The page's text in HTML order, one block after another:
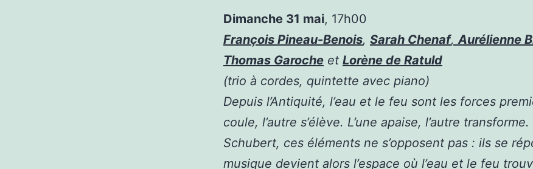
Dimanche 31 mai, 17h00
François Pineau-Benois, Sarah Chenaf,Aurélienne
Thomas Garoche et Lorène de Ratuld
(trio à cordes, quintette avec piano)
Depuis l’Antiquité, l’eau et le feu sont les forces
coule, l’autre s’élève. L’une apaise, l’autre
Schubert, ces éléments ne s’opposent pas : ils se
musique devient alors l’espace où l’eau et le feu